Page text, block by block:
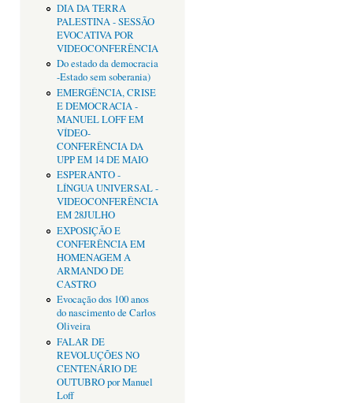
DIA DA TERRA
PALESTINA - SESSÃO
EVOCATIVA POR
VIDEOCONFERÊNCIA
Do estado da democracia
-Estado sem soberania)
EMERGÊNCIA, CRISE
E DEMOCRACIA -
MANUEL LOFF EM
VÍDEO-
CONFERÊNCIA DA
UPP EM 14 DE MAIO
ESPERANTO -
LÍNGUA UNIVERSAL -
VIDEOCONFERÊNCIA
EM 28JULHO
EXPOSIÇÃO E
CONFERÊNCIA EM
HOMENAGEM A
ARMANDO DE
CASTRO
Evocação dos 100 anos
do nascimento de Carlos
Oliveira
FALAR DE
REVOLUÇÕES NO
CENTENÁRIO DE
OUTUBRO por Manuel
Loff